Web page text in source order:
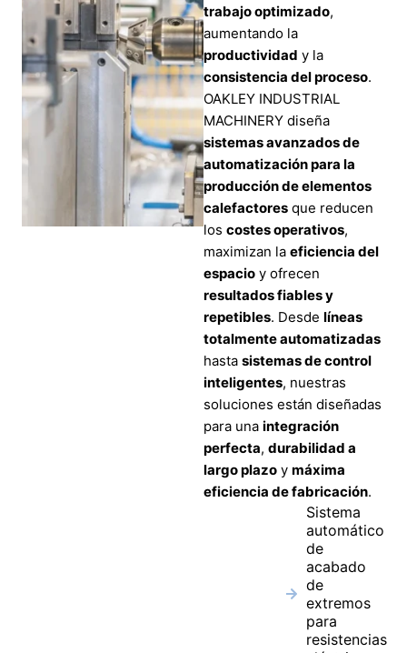
trabajo optimizado,
aumentando la
productividad y la
consistencia del proceso.
OAKLEY INDUSTRIAL
MACHINERY diseña
sistemas avanzados de
automatización para la
producción de elementos
calefactores que reducen
los costes operativos,
maximizan la eficiencia del
espacio y ofrecen
resultados fiables y
repetibles. Desde líneas
totalmente automatizadas
hasta sistemas de control
inteligentes, nuestras
soluciones están diseñadas
para una integración
perfecta, durabilidad a
largo plazo y máxima
eficiencia de fabricación.
Sistema
automático
de
acabado
de
extremos
para
resistencias